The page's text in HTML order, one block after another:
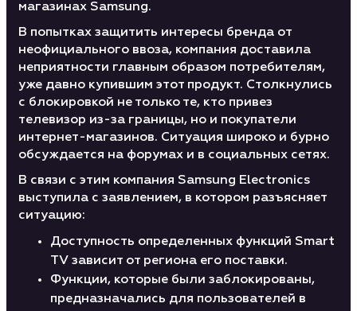
магазинах Samsung.
В попытках защитить интересы бренда от
неофициального ввоза, компания доставила
неприятности главным образом потребителям,
уже давно купившим этот продукт. Столкнулись
с блокировкой не только те, кто привез
телевизор из-за границы, но и покупатели
интернет-магазинов. Ситуация широко и бурно
обсуждается на форумах и в социальных сетях.
В связи с этим компания Samsung Electronics
выступила с заявлением, в котором разъясняет
ситуацию:
Доступность определенных функций Smart
TV зависит от региона его поставки.
Функции, которые были заблокированы,
предназначались для пользователей в